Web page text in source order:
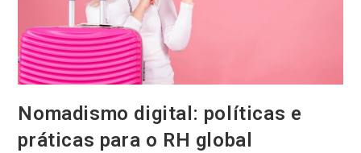
Nomadismo digital: políticas e
práticas para o RH global